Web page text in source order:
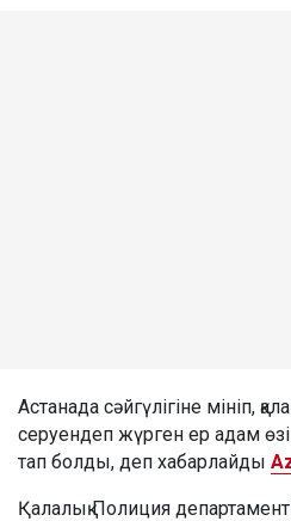
Астанада сәйгүлігіне мініп,
серуендеп жүрген ер адам
тап болды, деп хабарлайды
Қалалық Полиция